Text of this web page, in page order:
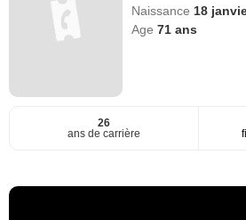
Naissance 18
Age71 ans
26
ans de carrière